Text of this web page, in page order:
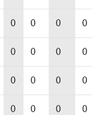
0 0 0 0
0 0 0 0
0 0 0 0
0 0 0 0